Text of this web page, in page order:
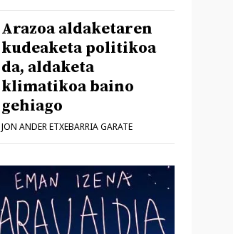
Arazoa aldaketaren
kudeaketa politikoa
da, aldaketa
klimatikoa baino
gehiago
JON ANDER ETXEBARRIA GARATE